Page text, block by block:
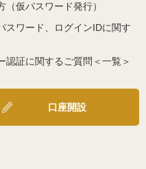
仮パスワード発行）
スワード、ログインIDに関す
認証に関するご質問＜一覧＞
口座開設